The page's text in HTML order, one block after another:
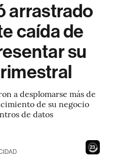
arrastrado
caída de
su
a desplomarse más de
de su negocio
de datos
21